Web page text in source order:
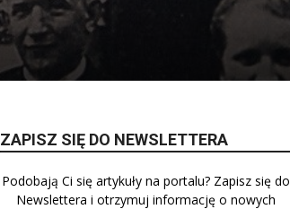
ZAPISZ SIĘ DO NEWSLETTERA
Podobają Ci się artykuły na portalu? Zapisz się do
Newslettera i otrzymuj informację o nowych